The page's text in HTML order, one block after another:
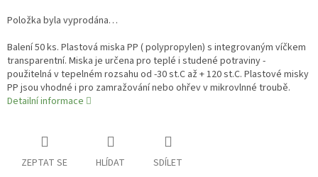
Položka byla vyprodána…
Balení 50 ks. Plastová miska PP ( polypropylen) s integrovaným víčkem
transparentní. Miska je určena pro teplé i studené potraviny -
použitelná v tepelném rozsahu od -30 st.C až + 120 st.C. Plastové misky
PP jsou vhodné i pro zamražování nebo ohřev v mikrovlnné troubě.
Detailní informace
ZEPTAT SE HLÍDAT SDÍLET